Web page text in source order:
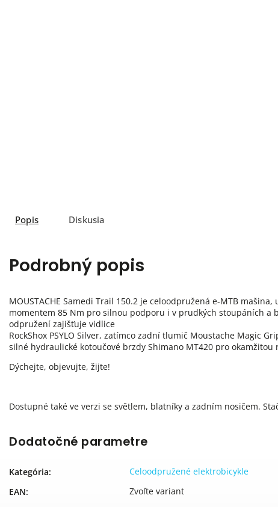
Popis Diskusia
Podrobný popis
MOUSTACHE Samedi Trail 150.2 je celoodpružená e-MTB
momentem 85 Nm pro silnou podporu i v prudkých stoupáních a
odpružení zajišťuje vidlice
RockShox PSYLO Silver, zatímco zadní tlumič Moustache Magic
silné hydraulické kotoučové brzdy Shimano MT420 pro
Dýchejte, objevujte, žijte!
Dostupné také ve verzi se světlem, blatníky a zadním nosičem.
Dodatočné parametre
Kategória:
Celoodpružené elektrobicykle
EAN:
Zvoľte variant